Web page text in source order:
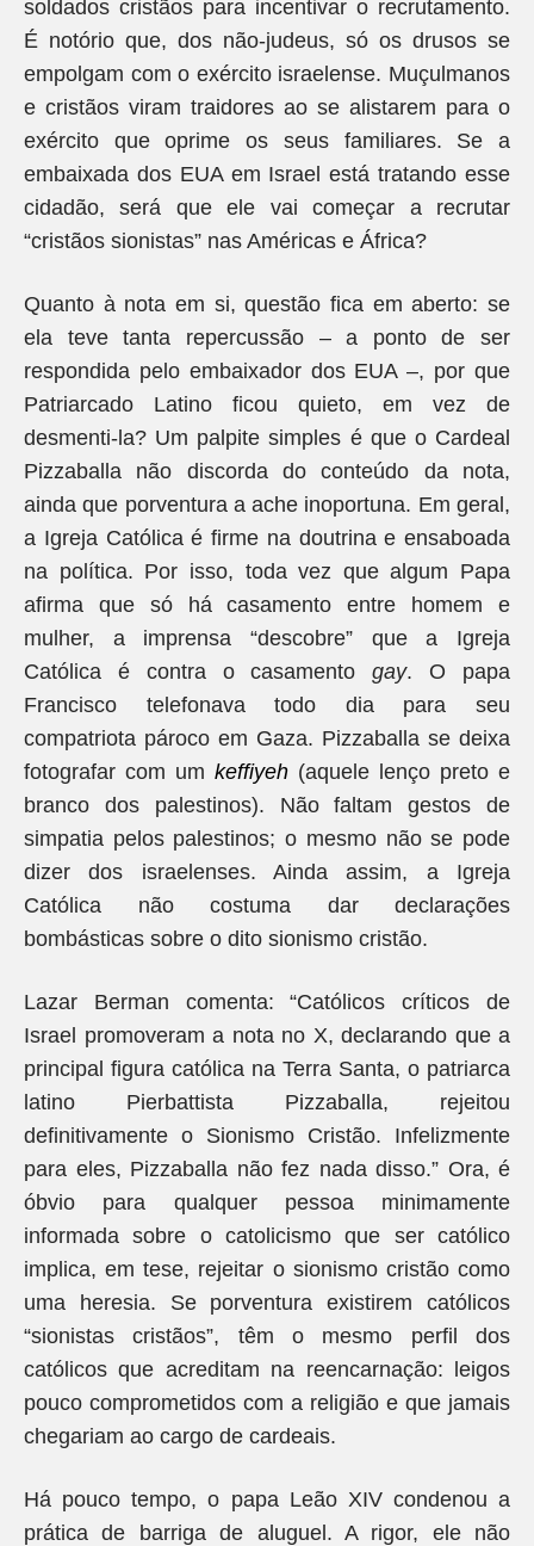
soldados cristãos para incentivar o recrutamento.
É notório que, dos não-judeus, só os drusos se
empolgam com o exército israelense. Muçulmanos
e cristãos viram traidores ao se alistarem para o
exército que oprime os seus familiares. Se a
embaixada dos EUA em Israel está tratando esse
cidadão, será que ele vai começar a recrutar
“cristãos sionistas” nas Américas e África?
Quanto à nota em si, questão fica em aberto: se
ela teve tanta repercussão – a ponto de ser
respondida pelo embaixador dos EUA –, por que
Patriarcado Latino ficou quieto, em vez de
desmenti-la? Um palpite simples é que o Cardeal
Pizzaballa não discorda do conteúdo da nota,
ainda que porventura a ache inoportuna. Em geral,
a Igreja Católica é firme na doutrina e ensaboada
na política. Por isso, toda vez que algum Papa
afirma que só há casamento entre homem e
mulher, a imprensa “descobre” que a Igreja
Católica é contra o casamentogay. O papa
Francisco telefonava todo dia para seu
compatriota pároco em Gaza. Pizzaballa se deixa
fotografar com um keffiyeh (aquele lenço preto e
branco dos palestinos). Não faltam gestos de
simpatia pelos palestinos; o mesmo não se pode
dizer dos israelenses. Ainda assim, a Igreja
Católica não costuma dar declarações
bombásticas sobre o dito sionismo cristão.
Lazar Berman comenta: “Católicos críticos de
Israel promoveram a nota no X, declarando que a
principal figura católica na Terra Santa, o patriarca
latino Pierbattista Pizzaballa, rejeitou
definitivamente o Sionismo Cristão. Infelizmente
para eles, Pizzaballa não fez nada disso.” Ora, é
óbvio para qualquer pessoa minimamente
informada sobre o catolicismo que ser católico
implica, em tese, rejeitar o sionismo cristão como
uma heresia. Se porventura existirem católicos
“sionistas cristãos”, têm o mesmo perfil dos
católicos que acreditam na reencarnação: leigos
pouco comprometidos com a religião e que jamais
chegariam ao cargo de cardeais.
Há pouco tempo, o papa Leão XIV condenou a
prática de barriga de aluguel. A rigor, ele não